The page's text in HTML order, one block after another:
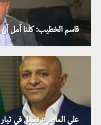
قاسم الخطيب: كلنا أمل أن يشكل
علي العاصي: نعمل في